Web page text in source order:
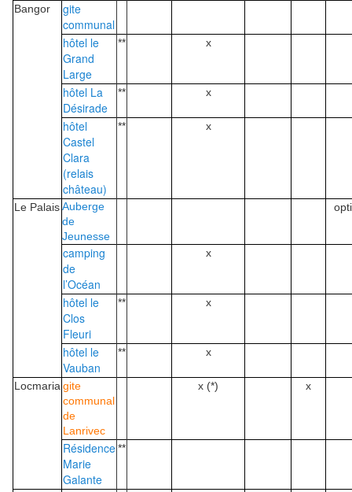
Bangor
gite
communal
hôtel le
Grand
Large
** x
hôtel La
Désirade
** x
hôtel
Castel
Clara
(relais
château)
** x
Le PalaisAuberge
de
Jeunesse
camping
de
l’Océan
x
hôtel le
Clos
Fleuri
** x
hôtel le
Vauban
** x
Locmaria gite
communal
de
Lanrivec
x (*) x
Résidence
Marie
Galante
**